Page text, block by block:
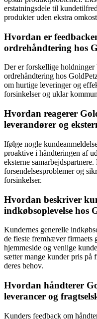
erstatningsdele til
produkter uden ekstra
Hvordan er
ordrehåndtering hos
Der er forskellige
ordrehåndtering hos
om hurtige leveringer og
forsinkelser og uklar
Hvordan reagerer
leverandører og
Ifølge nogle
proaktive i håndteringen af
eksterne
forsendelsesproblemer og
forsinkelser.
Hvordan beskriver
indkøbsoplevelse hos
Kundernes generelle
de fleste fremhæver firmaets
hjemmeside og venlige
sætter mange kunder pris på
deres behov.
Hvordan håndterer
leverancer og
Kunders feedback om